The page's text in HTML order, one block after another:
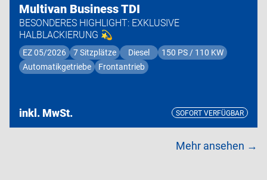
Multivan Business TDI
BESONDERES HIGHLIGHT: EXKLUSIVE
HALBLACKIERUNG 💫
EZ 05/2026 7 Sitzplätze Diesel
150 PS / 110 KW
Automatikgetriebe
Frontantrieb
inkl. MwSt. SOFORT VERFÜGBAR
Mehr ansehen →